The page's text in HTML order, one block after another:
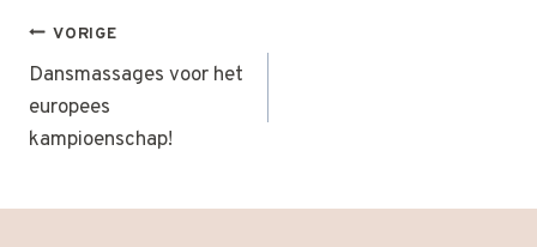
BERICHT
NAVIGATIE
VORIGE
Dansmassages voor het
europees
kampioenschap!